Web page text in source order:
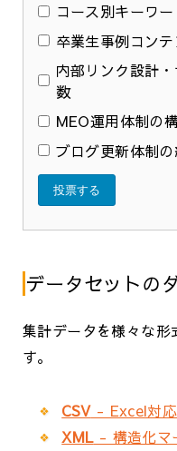
コース別キーワ
卒業生事例コン
内部リンク設計
数
MEO運用体制の
ブログ更新体制
投票する
データセットの
集計データを様々な形
す。
CSV- Excel対応
XML- 構造化マ